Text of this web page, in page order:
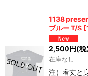
1138
ブルー T/S [
2,500円(税
在庫なし
注）着丈と